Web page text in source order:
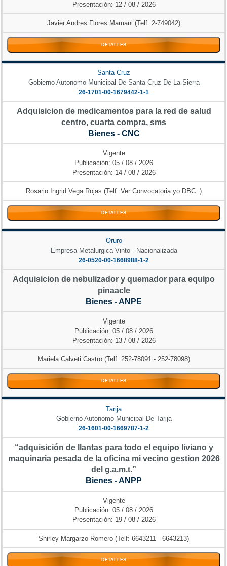
Presentación: 12 / 08 / 2026
Javier Andres Flores Mamani (Telf: 2-749042)
DETALLES
Santa Cruz
Gobierno Autonomo Municipal De Santa Cruz De La Sierra
26-1701-00-1679442-1-1
Adquisicion de medicamentos para la red de salud
centro, cuarta compra, sms
Bienes - CNC
Vigente
Publicación: 05 / 08 / 2026
Presentación: 14 / 08 / 2026
Rosario Ingrid Vega Rojas (Telf: Ver Convocatoria yo DBC. )
DETALLES
Oruro
Empresa Metalurgica Vinto - Nacionalizada
26-0520-00-1668988-1-2
Adquisicion de nebulizador y quemador para equipo
pinaacle
Bienes - ANPE
Vigente
Publicación: 05 / 08 / 2026
Presentación: 13 / 08 / 2026
Mariela Calveti Castro (Telf: 252-78091 - 252-78098)
DETALLES
Tarija
Gobierno Autonomo Municipal De Tarija
26-1601-00-1669787-1-2
“adquisición de llantas para todo el equipo liviano y
maquinaria pesada de la oficina mi vecino gestion 2026
del g.a.m.t.”
Bienes - ANPP
Vigente
Publicación: 05 / 08 / 2026
Presentación: 19 / 08 / 2026
Shirley Margarzo Romero (Telf: 6643211 - 6643213)
DETALLES